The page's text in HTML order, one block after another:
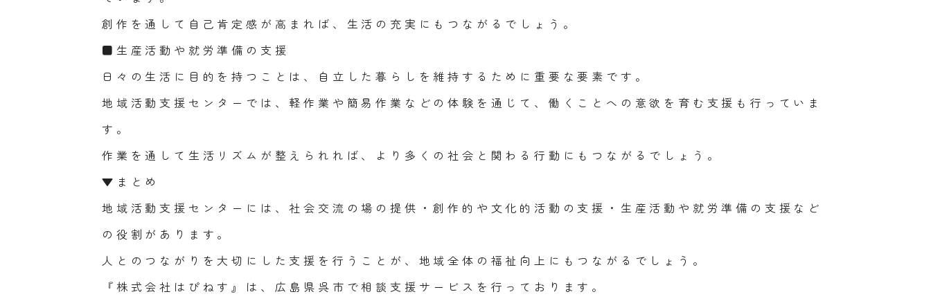
創作を通して自己肯定感が高まれば、生活の充実にもつながるでしょう。
■生産活動や就労準備の支援
日々の生活に目的を持つことは、自立した暮らしを維持するために重要な要素です。
地域活動支援センターでは、軽作業や簡易作業などの体験を通じて、働くことへの意欲を育む支援も行っていま
す。
作業を通して生活リズムが整えられれば、より多くの社会と関わる行動にもつながるでしょう。
▼まとめ
地域活動支援センターには、社会交流の場の提供・創作的や文化的活動の支援・生産活動や就労準備の支援など
の役割があります。
人とのつながりを大切にした支援を行うことが、地域全体の福祉向上にもつながるでしょう。
『株式会社はぴねす』は、広島県呉市で相談支援サービスを行っております。